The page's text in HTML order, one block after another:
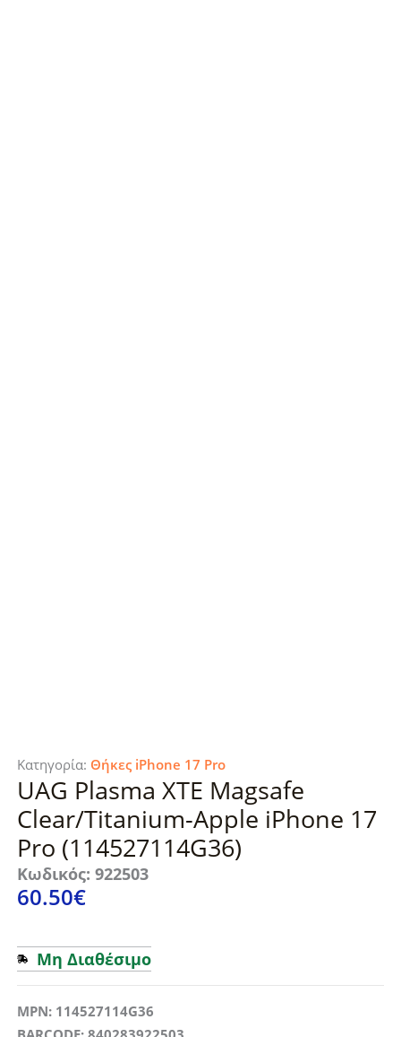
Κατηγορία: Θήκες iPhone 17 Pro
UAG Plasma XTE Magsafe
Clear/Titanium-Apple iPhone 17
Pro (114527114G36)
Κωδικός: 922503
60.50€
Μη Διαθέσιμο
MPN: 114527114G36